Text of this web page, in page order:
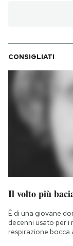
CONSIGLIATI
Il volto più
È di una giovane
decenni usato per i
respirazione bocca